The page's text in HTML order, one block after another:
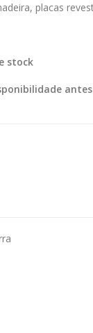
placas
stock